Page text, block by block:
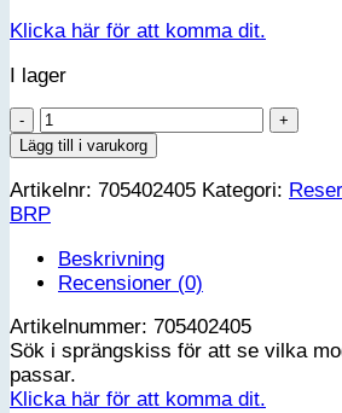
Klicka här för att komma dit.
I lager
OIL
SEAL
Lägg till i varukorg
Artikelnr: 705402405 Kategori:
BRP
Beskrivning
Recensioner (0)
Artikelnummer: 705402405
Sök i sprängskiss för att se vilka
passar.
Klicka här för att komma dit.